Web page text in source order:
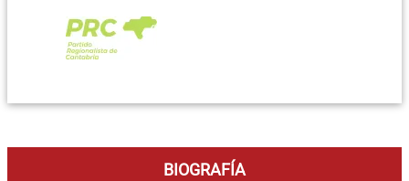
BIOGRAFÍA